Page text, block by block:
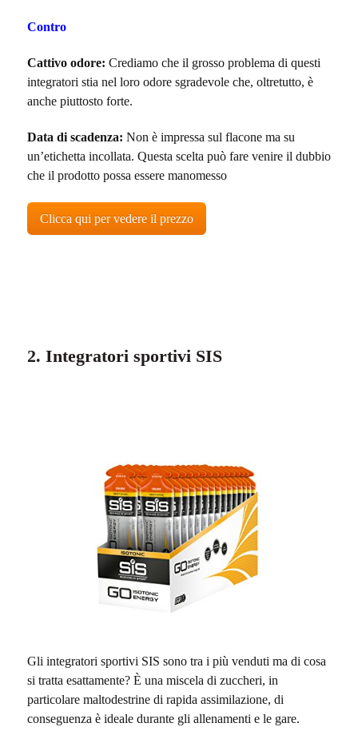
Contro
Cattivo odore: Crediamo che il grosso problema di questi
integratori stia nel loro odore sgradevole che, oltretutto, è
anche piuttosto forte.
Data di scadenza: Non è impressa sul flacone ma su
un’etichetta incollata. Questa scelta può fare venire il dubbio
che il prodotto possa essere manomesso
Clicca qui per vedere il prezzo
2. Integratori sportivi SIS
Gli integratori sportivi SIS sono tra i più venduti ma di cosa
si tratta esattamente? È una miscela di zuccheri, in
particolare maltodestrine di rapida assimilazione, di
conseguenza è ideale durante gli allenamenti e le gare.